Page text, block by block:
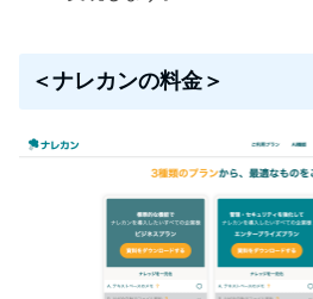
＜ナレカンの料金＞